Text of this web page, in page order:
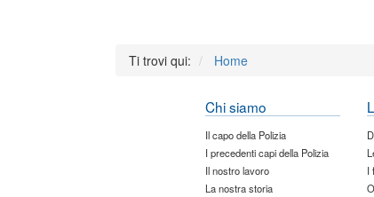
Ti trovi qui: Home
Chi siamo
Il capo della Polizia
I precedenti capi della Polizia
Il nostro lavoro
La nostra storia
I